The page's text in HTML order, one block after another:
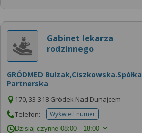
Gabinet lekarza
rodzinnego
GRÓDMED Bulzak,Ciszkowska.Spółka
Partnerska
170, 33-318 Gródek Nad Dunajcem
Telefon:
Wyświetl numertelefonu do placowki
Dzisiaj czynne 08:00 - 18:00